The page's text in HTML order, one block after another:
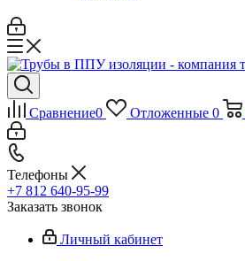
Сравнение0 Отложенные 0
Телефоны
+7 812 640-95-99
Заказать звонок
Личный кабинет